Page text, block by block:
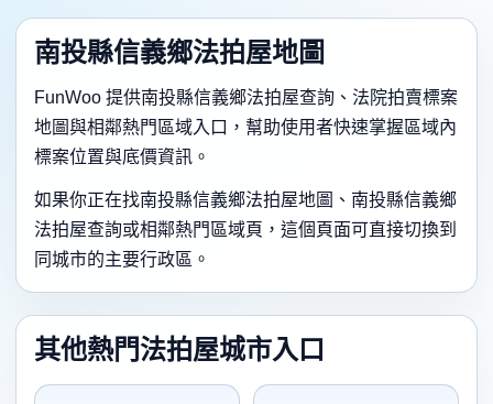
南投縣信義鄉法拍屋地圖
FunWoo 提供南投縣信義鄉法拍屋查詢、法院拍賣標案
地圖與相鄰熱門區域入口，幫助使用者快速掌握區域內
標案位置與底價資訊。
如果你正在找南投縣信義鄉法拍屋地圖、南投縣信義鄉
法拍屋查詢或相鄰熱門區域頁，這個頁面可直接切換到
同城市的主要行政區。
其他熱門法拍屋城市入口